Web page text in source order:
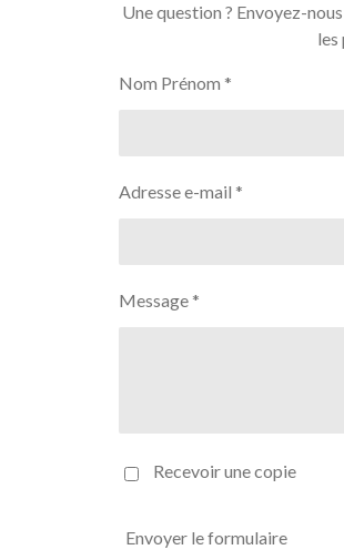
Une question ? Envoyez-
les
Nom Prénom *
Adresse e-mail *
Message *
Recevoir une copie
Envoyer le formulaire